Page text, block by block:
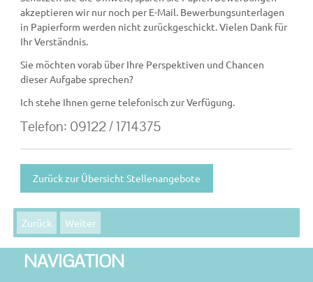
akzeptieren wir nur noch per E-Mail. Bewerbungsunterlagen
in Papierform werden nicht zurückgeschickt. Vielen Dank für
Ihr Verständnis.
Sie möchten vorab über Ihre Perspektiven und Chancen
dieser Aufgabe sprechen?
Ich stehe Ihnen gerne telefonisch zur Verfügung.
Telefon: 09122 / 1714375
Zurück zur Übersicht Stellenangebote
Zurück Weiter
NAVIGATION